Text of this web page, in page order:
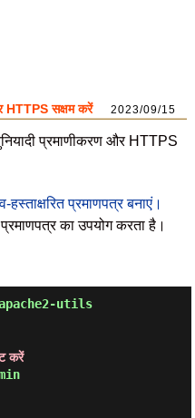
सक्षम करें 2023/09/15
प्रमाणीकरण और HTTPS
हस्ताक्षरित प्रमाणपत्र बनाएं।
का उपयोग करता है।
utils
करें